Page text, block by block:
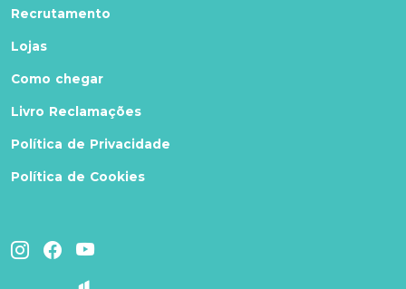
Recrutamento
Lojas
Como chegar
Livro Reclamações
Política de Privacidade
Política de Cookies